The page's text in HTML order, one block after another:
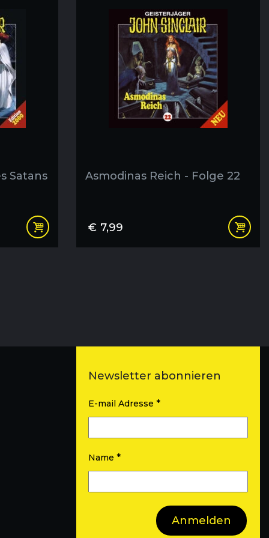
Satans
Asmodinas Reich - Folge 22
€ 7,99
Newsletter abonnieren
E-mail Adresse *
Name *